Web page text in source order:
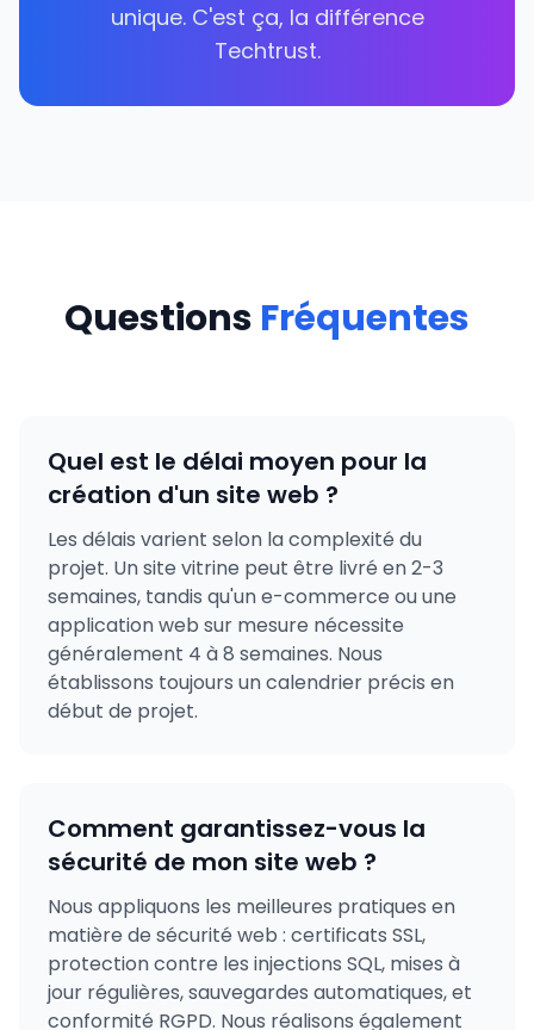
unique. C'est ça, la différence
Techtrust.
Questions Fréquentes
Quel est le délai moyen pour la
création d'un site web ?
Les délais varient selon la complexité du
projet. Un site vitrine peut être livré en 2-3
semaines, tandis qu'un e-commerce ou une
application web sur mesure nécessite
généralement 4 à 8 semaines. Nous
établissons toujours un calendrier précis en
début de projet.
Comment garantissez-vous la
sécurité de mon site web ?
Nous appliquons les meilleures pratiques en
matière de sécurité web : certificats SSL,
protection contre les injections SQL, mises à
jour régulières, sauvegardes automatiques, et
conformité RGPD. Nous réalisons également